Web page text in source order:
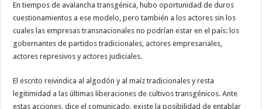
En tiempos de avalancha transgénica, hubo oportunidad de duros
cuestionamientos a ese modelo, pero también a los actores sin los
cuales las empresas transnacionales no podrían estar en el país: los
gobernantes de partidos tradicionales, actores empresariales,
actores represivos y actores judiciales.
El escrito reivindica al algodón y al maíz tradicionales y resta
legitimidad a las últimas liberaciones de cultivos transgénicos. Ante
estas acciones, dice el comunicado, existe la posibilidad de entablar